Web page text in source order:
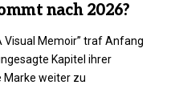
nach 2026?
Visual Memoir” traf Anfang
Kapitel ihrer
Marke weiter zu